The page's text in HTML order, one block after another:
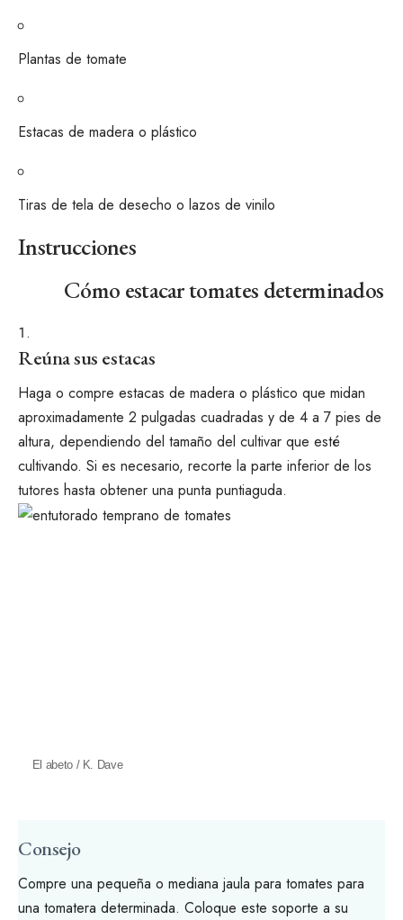
Plantas de tomate
Estacas de madera o plástico
Tiras de tela de desecho o lazos de vinilo
Instrucciones
Cómo estacar tomates determinados
Reúna sus estacas
Haga o compre estacas de madera o plástico que midan
aproximadamente 2 pulgadas cuadradas y de 4 a 7 pies de
altura, dependiendo del tamaño del cultivar que esté
cultivando. Si es necesario, recorte la parte inferior de los
tutores hasta obtener una punta puntiaguda.
El abeto / K. Dave
Consejo
Compre una pequeña o mediana jaula para tomates para
una tomatera determinada. Coloque este soporte a su